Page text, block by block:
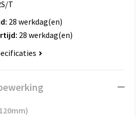
speelgoed
Kussens
T
28 werkdag(en)
28 werkdag(en)